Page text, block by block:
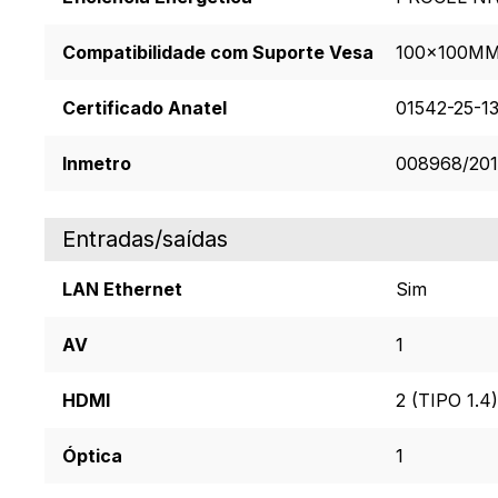
Compatibilidade com Suporte Vesa
Certificado Anatel 01542-25-
Inmetro 008968/
Entradas/saídas
LAN Ethernet Sim
AV 1
HDMI 2 (TIPO 1.4)
Óptica 1